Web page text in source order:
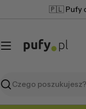
do
🇵🇱 Pufy
Szukaj